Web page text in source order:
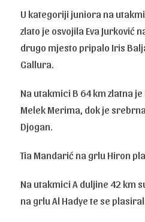
U kategoriji juniora na
zlato je osvojila Eva Jurković
drugo mjesto pripalo Iris
Gallura.
Na utakmici B 64 km zlatna
Melek Merima, dok je
Djogan.
Tia Mandarić na grlu Hiron
Na utakmici A duljine 42 km
na grlu Al Hadye te se